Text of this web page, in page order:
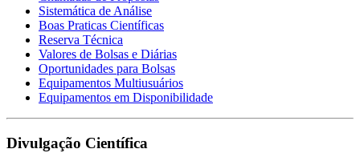
Sistemática de Análise
Boas Praticas Científicas
Reserva Técnica
Valores de Bolsas e Diárias
Oportunidades para Bolsas
Equipamentos Multiusuários
Equipamentos em Disponibilidade
Divulgação Científica